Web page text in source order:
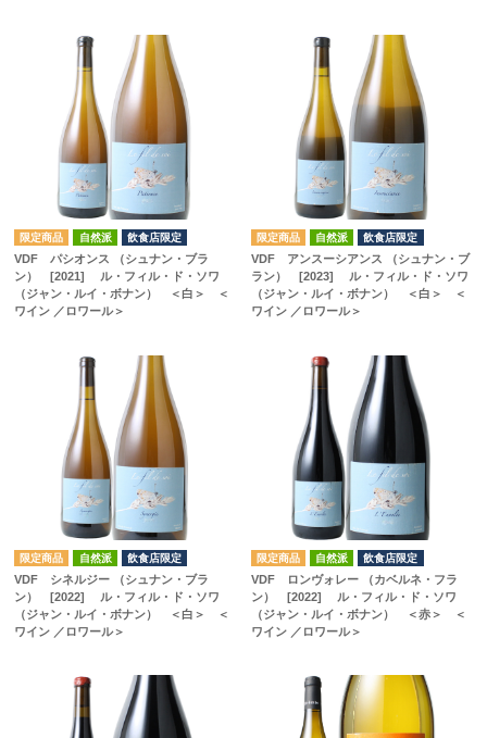
自然派 飲食店限定
VDF パシオンス （シュナン・ブラ
ン） [2021] ル・フィル・ド・ソワ
（ジャン・ルイ・ボナン） ＜白＞ ＜
ワイン ／ロワール＞
自然派 飲食店限定
VDF アンスーシアンス （シュナン・ブ
ラン） [2023] ル・フィル・ド・ソワ
（ジャン・ルイ・ボナン） ＜白＞ ＜
ワイン ／ロワール＞
自然派 飲食店限定
VDF シネルジー （シュナン・ブラ
ン） [2022] ル・フィル・ド・ソワ
（ジャン・ルイ・ボナン） ＜白＞ ＜
ワイン ／ロワール＞
自然派 飲食店限定
VDF ロンヴォレー （カベルネ・フラ
ン） [2022] ル・フィル・ド・ソワ
（ジャン・ルイ・ボナン） ＜赤＞ ＜
ワイン ／ロワール＞